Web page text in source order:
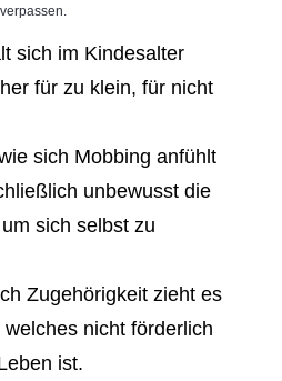
verpassen.
sich im Kindesalter
für zu klein, für nicht
sich Mobbing anfühlt
unbewusst die
sich selbst zu
Zugehörigkeit zieht es
nicht förderlich
ist.